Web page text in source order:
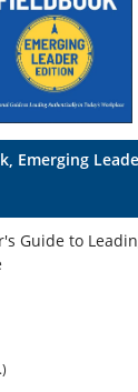
Emerging
Guide to